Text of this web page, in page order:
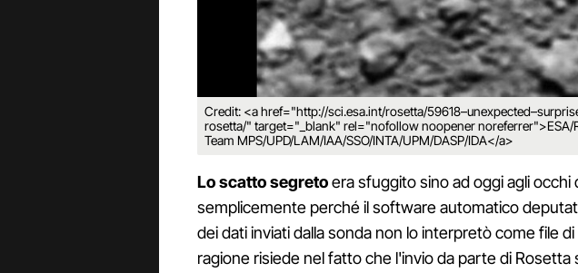
Credit: <a href="http://sci.esa.int/rosetta/
rosetta/" target="_blank" rel="nofollow noopener noreferrer">ESA/
Team MPS/UPD/LAM/IAA/SSO/INTA/UPM/DASP/IDA</a>
Lo scatto segretoera sfuggito sino ad oggi agli occhi
semplicemente perché il software automatico
dei dati inviati dalla sonda non lo interpretò come file
ragione risiede nel fatto che l'invio da parte di Rosetta